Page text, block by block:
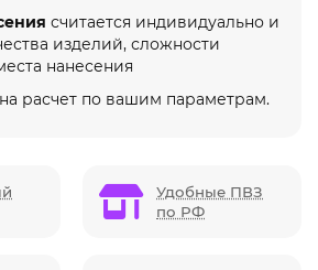
считается индивидуально и
изделий, сложности
нанесения
на расчет по вашим параметрам.
Удобные ПВЗ
по РФ